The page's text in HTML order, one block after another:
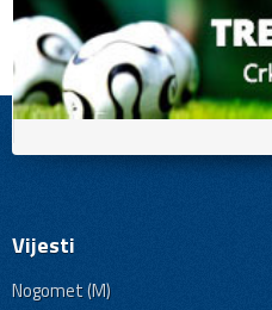
Vijesti
Nogomet (M)